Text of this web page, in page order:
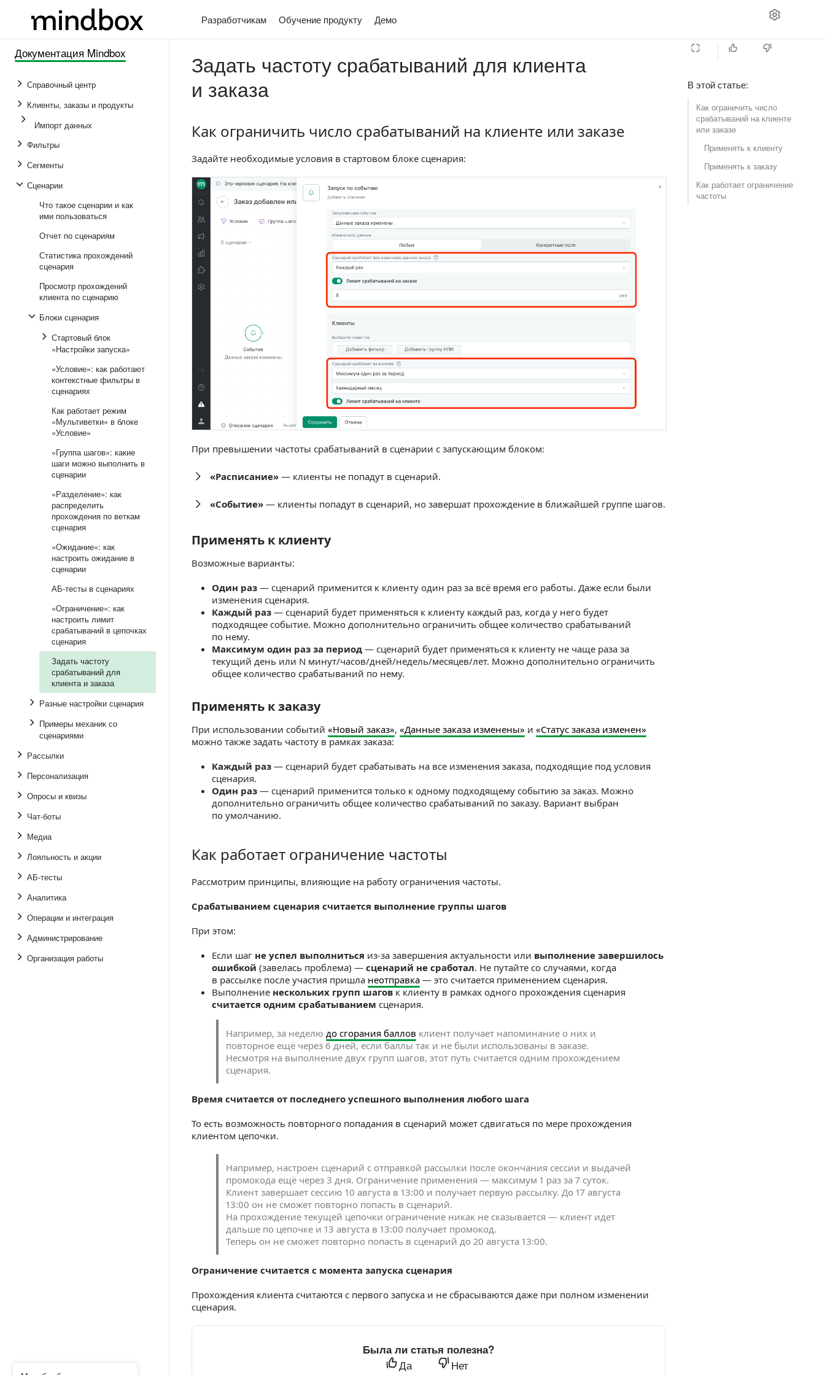
Разработчикам Обучение продукту Демо
Документация Mindbox
Справочный центр
Клиенты, заказы и продукты
Импорт данных
Фильтры
Сегменты
Сценарии
Что такое сценарии и как
ими пользоваться
Отчет по сценариям
Статистика прохождений
сценария
Просмотр прохождений
клиента по сценарию
Блоки сценария
Стартовый блок
«Настройки запуска»
«Условие»: как работают
контекстные фильтры в
сценариях
Как работает режим
«Мультиветки» в блоке
«Условие»
«Группа шагов»: какие
шаги можно выполнить в
сценарии
«Разделение»: как
распределить
прохождения по веткам
сценария
«Ожидание»: как
настроить ожидание в
сценарии
АБ-тесты в сценариях
«Ограничение»: как
настроить лимит
срабатываний в цепочках
сценария
Задать частоту
срабатываний для
клиента и заказа
Разные настройки сценария
Примеры механик со
сценариями
Рассылки
Персонализация
Опросы и квизы
Чат-боты
Медиа
Лояльность и акции
АБ-тесты
Аналитика
Операции и интеграция
Администрирование
Организация работы
В этой статье:
Как ограничить число
срабатываний на клиенте
или заказе
Применять к клиенту
Применять к заказу
Как работает ограничение
частоты
Задать частоту срабатываний для клиента
и заказа
Как ограничить число срабатываний на клиенте или заказе
Как ограничить число срабатываний на клиенте или заказе
Задайте необходимые условия в стартовом блоке сценария:
При превышении частоты срабатываний в сценарии с запускающим блоком:
«Расписание» — клиенты не попадут в сценарий.
«Событие» — клиенты попадут в сценарий, но завершат прохождение в ближайшей группе шагов.
Применять к клиенту
Применять к клиенту
Возможные варианты:
Один раз — сценарий применится к клиенту один раз за всё время его работы. Даже если были
изменения сценария.
Каждый раз — сценарий будет применяться к клиенту каждый раз, когда у него будет
подходящее событие. Можно дополнительно ограничить общее количество срабатываний
по нему.
Максимум один раз за период — сценарий будет применяться к клиенту не чаще раза за
текущий день или N минут/часов/дней/недель/месяцев/лет. Можно дополнительно ограничить
общее количество срабатываний по нему.
Применять к заказу
Применять к заказу
При использовании событий «Новый заказ», «Данные заказа изменены» и «Статус заказа изменен»
можно также задать частоту в рамках заказа:
Каждый раз — сценарий будет срабатывать на все изменения заказа, подходящие под условия
сценария.
Один раз — сценарий применится только к одному подходящему событию за заказ. Можно
дополнительно ограничить общее количество срабатываний по заказу. Вариант выбран
по умолчанию.
Как работает ограничение частоты
Как работает ограничение частоты
Рассмотрим принципы, влияющие на работу ограничения частоты.
Срабатыванием сценария считается выполнение группы шагов
При этом:
Если шаг не успел выполниться из-за завершения актуальности или выполнение завершилось
ошибкой (завелась проблема) — сценарий не сработал. Не путайте со случаями, когда
в рассылке после участия пришла неотправка — это считается применением сценария.
Выполнение нескольких групп шагов к клиенту в рамках одного прохождения сценария
считается одним срабатыванием сценария.
Например, за неделю до сгорания баллов клиент получает напоминание о них и
повторное ещё через 6 дней, если баллы так и не были использованы в заказе.
Несмотря на выполнение двух групп шагов, этот путь считается одним прохождением
сценария.
Время считается от последнего успешного выполнения любого шага
То есть возможность повторного попадания в сценарий может сдвигаться по мере прохождения
клиентом цепочки.
Например, настроен сценарий с отправкой рассылки после окончания сессии и выдачей
промокода ещё через 3 дня. Ограничение применения — максимум 1 раз за 7 суток.
Клиент завершает сессию 10 августа в 13:00 и получает первую рассылку. До 17 августа
13:00 он не сможет повторно попасть в сценарий.
На прохождение текущей цепочки ограничение никак не сказывается — клиент идет
дальше по цепочке и 13 августа в 13:00 получает промокод.
Теперь он не сможет повторно попасть в сценарий до 20 августа 13:00.
Ограничение считается с момента запуска сценария
Прохождения клиента считаются с первого запуска и не сбрасываются даже при полном изменении
сценария.
Была ли статья полезна?
Да Нет